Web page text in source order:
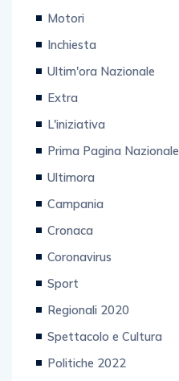
Motori
Inchiesta
Ultim'ora Nazionale
Extra
L'iniziativa
Prima Pagina Nazionale
Ultimora
Campania
Cronaca
Coronavirus
Sport
Regionali 2020
Spettacolo e Cultura
Politiche 2022